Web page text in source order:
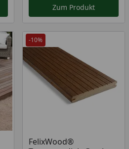
Zum Produkt
-10%
FelixWood®